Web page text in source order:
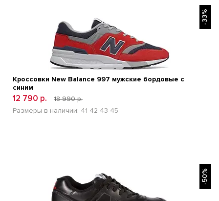
-33%
Кроссовки New Balance 997 мужские бордовые с
синим
12 790 р.
18 990 р.
Размеры в наличии: 41 42 43 45
-50%